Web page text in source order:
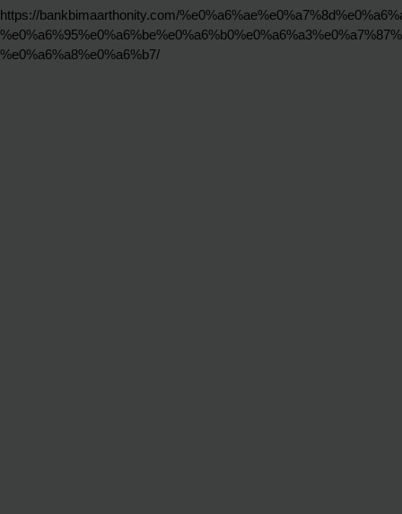
https://bankbimaarthonity.com/
%e0%a6%a8%e0%a6%b7/